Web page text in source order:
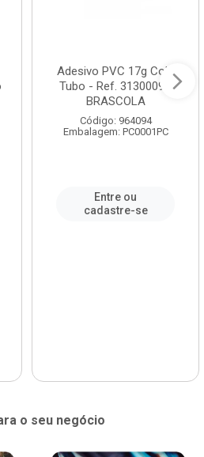
Adesivo PVC 17g Cola
Tubo - Ref. 3130009 -
BRASCOLA
Código: 964094
Embalagem: PC0001PC
Entre ou
cadastre-se
o seu negócio